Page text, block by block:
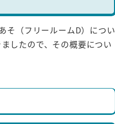
そ（フリールームD）につい
したので、その概要につい